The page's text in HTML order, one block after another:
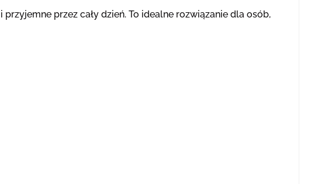
przez cały dzień. To idealne rozwiązanie dla osób,